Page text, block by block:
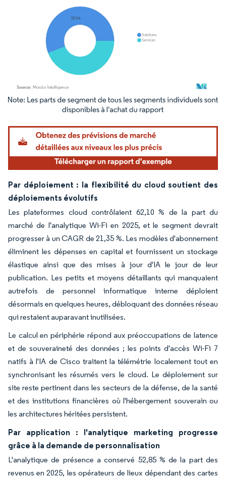
Image © Mordor Intelligence. La réutilisation nécessite une attribution sous CC BY
Par déploiement : la flexibilité du cloud soutient des
déploiements évolutifs
Les plateformes cloud contrôlaient 62,10 % de la part du
marché de l'analytique Wi-Fi en 2025, et le segment devrait
progresser à un CAGR de 21,35 %. Les modèles d'abonnement
éliminent les dépenses en capital et fournissent un stockage
élastique ainsi que des mises à jour d'IA le jour de leur
publication. Les petits et moyens détaillants qui manquaient
autrefois de personnel informatique interne déploient
désormais en quelques heures, débloquant des données réseau
qui restaient auparavant inutilisées.
Le calcul en périphérie répond aux préoccupations de latence
et de souveraineté des données ; les points d'accès Wi-Fi 7
natifs à l'IA de Cisco traitent la télémétrie localement tout en
synchronisant les résumés vers le cloud. Le déploiement sur
site reste pertinent dans les secteurs de la défense, de la santé
et des institutions financières où l'hébergement souverain ou
les architectures héritées persistent.
Par application : l'analytique marketing progresse
grâce à la demande de personnalisation
L'analytique de présence a conservé 52,85 % de la part des
revenus en 2025, les opérateurs de lieux dépendant des cartes